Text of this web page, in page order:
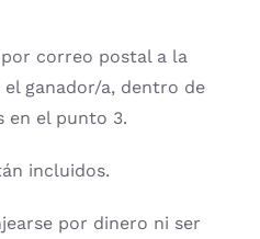
correo postal a la
ganador/a, dentro de
en el punto 3.
incluidos.
por dinero ni ser